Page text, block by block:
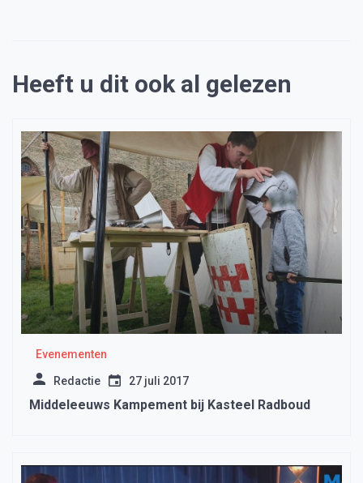
Heeft u dit ook al gelezen
Evenementen
Redactie 27 juli 2017
Middeleeuws Kampement bij Kasteel Radboud